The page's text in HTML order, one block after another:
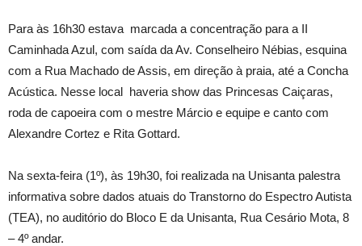
Para às 16h30 estava marcada a concentração para a II
Caminhada Azul, com saída da Av. Conselheiro Nébias, esquina
com a Rua Machado de Assis, em direção à praia, até a Concha
Acústica. Nesse local haveria show das Princesas Caiçaras,
roda de capoeira com o mestre Márcio e equipe e canto com
Alexandre Cortez e Rita Gottard.
Na sexta-feira (1º), às 19h30, foi realizada na Unisanta palestra
informativa sobre dados atuais do Transtorno do Espectro Autista
(TEA), no auditório do Bloco E da Unisanta, Rua Cesário Mota, 8
– 4º andar.